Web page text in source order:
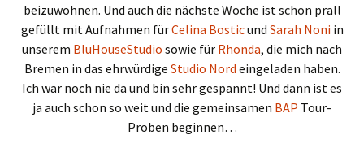
beizuwohnen. Und auch die nächste Woche ist schon prall
gefüllt mit Aufnahmen fürCelina Bosticund Sarah Noniin
unserem BluHouseStudio sowie für Rhonda, die mich nach
Bremen in das ehrwürdige Studio Nord eingeladen haben.
Ich war noch nie da und bin sehr gespannt! Und dann ist es
ja auch schon so weit und die gemeinsamen BAP Tour-
Proben beginnen…